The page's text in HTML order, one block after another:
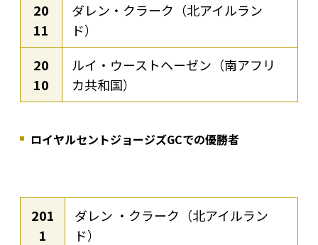
20
11
ダレン・クラーク（北アイルラン
ド）
20
10
ルイ・ウーストヘーゼン（南アフリ
カ共和国）
ロイヤルセントジョージズGCでの優勝者
201
1
ダレン ・クラーク（北アイルラン
ド）